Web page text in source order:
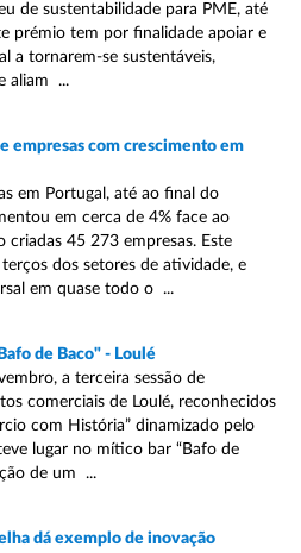
de sustentabilidade para PME, até
prémio tem por finalidade apoiar e
a tornarem-se sustentáveis,
aliam ...
empresas com crescimento em
em Portugal, até ao final do
em cerca de 4% face ao
45 273 empresas. Este
dos setores de atividade, e
em quase todo o ...
de Baco" - Loulé
a terceira sessão de
comerciais de Loulé, reconhecidos
com História” dinamizado pelo
lugar no mítico bar “Bafo de
de um ...
dá exemplo de inovação